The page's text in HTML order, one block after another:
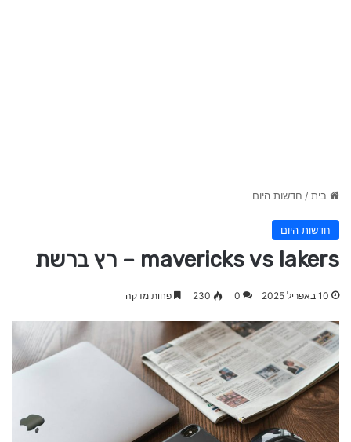
בית/ חדשות היום
חדשות היום
mavericks vs lakers – רץ ברשת
10 באפריל 2025 0
230 פחות מדקה